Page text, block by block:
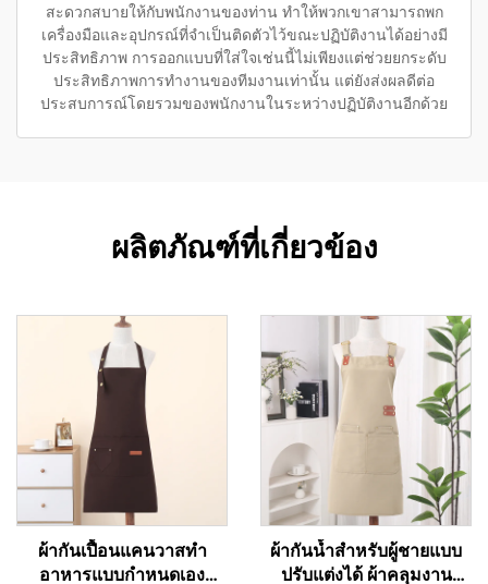
สะดวกสบายให้กับพนักงานของท่าน ทำให้พวกเขาสามารถพก
เครื่องมือและอุปกรณ์ที่จำเป็นติดตัวไว้ขณะปฏิบัติงานได้อย่างมี
ประสิทธิภาพ การออกแบบที่ใส่ใจเช่นนี้ไม่เพียงแต่ช่วยยกระดับ
ประสิทธิภาพการทำงานของทีมงานเท่านั้น แต่ยังส่งผลดีต่อ
ประสบการณ์โดยรวมของพนักงานในระหว่างปฏิบัติงานอีกด้วย
ผลิตภัณฑ์ที่เกี่ยวข้อง
ผ้ากันเปื้อนแคนวาสทำ
อาหารแบบกำหนดเอง
ผ้ากันน้ำสำหรับผู้ชายแบบ
ปรับแต่งได้ ผ้าคลุมงาน